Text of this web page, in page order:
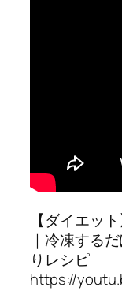
【ダイエッ
｜冷凍する
りレシピ
https://